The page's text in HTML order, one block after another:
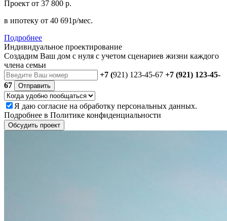
Проект от 37 800 р.
в ипотеку от 40 691р/мес.
Подробнее
Индивидуальное проектирование
Создадим Ваш дом с нуля с учетом сценариев жизни каждого
члена семьи
+7 (921) 123-45-67 +7 (921) 123-45-
67
Отправить
Я даю согласие на обработку персональных данных.
Подробнее в Политике конфиденциальности
Обсудить проект